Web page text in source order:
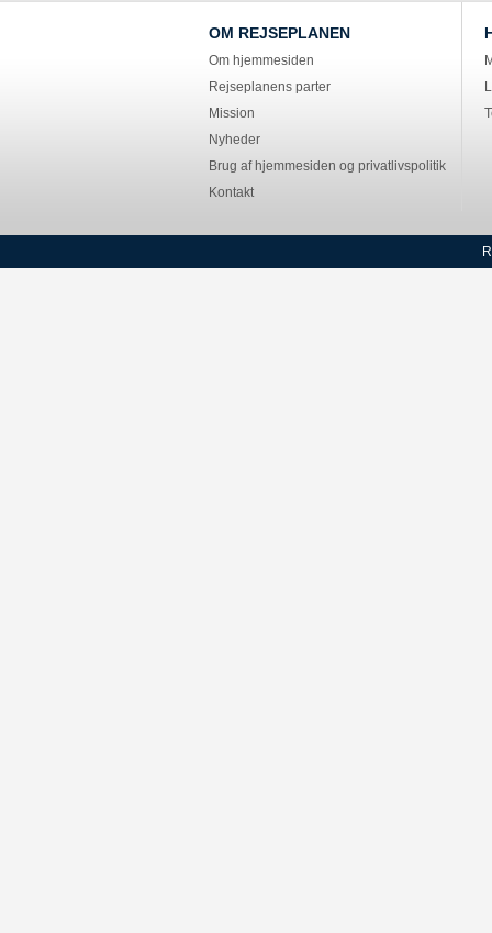
OM REJSEPLANEN
Om hjemmesiden
Rejseplanens parter
Mission
Nyheder
Brug af hjemmesiden og privatlivspolitik
Kontakt